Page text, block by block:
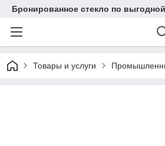
Бронированное стекло по
Товары и услуги